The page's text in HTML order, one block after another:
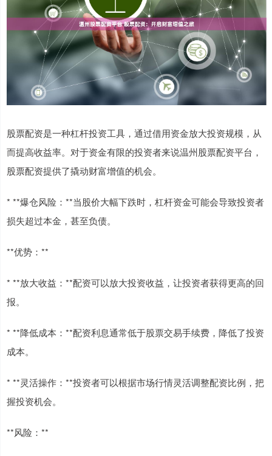
股票配资是一种杠杆投资工具，通过借用资金放大投资规模，从
而提高收益率。对于资金有限的投资者来说温州股票配资平台，
股票配资提供了撬动财富增值的机会。
* **爆仓风险：**当股价大幅下跌时，杠杆资金可能会导致投资者
损失超过本金，甚至负债。
**优势：**
* **放大收益：**配资可以放大投资收益，让投资者获得更高的回
报。
* **降低成本：**配资利息通常低于股票交易手续费，降低了投资
成本。
* **灵活操作：**投资者可以根据市场行情灵活调整配资比例，把
握投资机会。
**风险：**